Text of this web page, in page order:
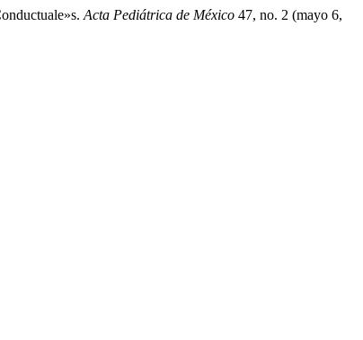
Acta Pediátrica de México 47, no. 2 (mayo 6,